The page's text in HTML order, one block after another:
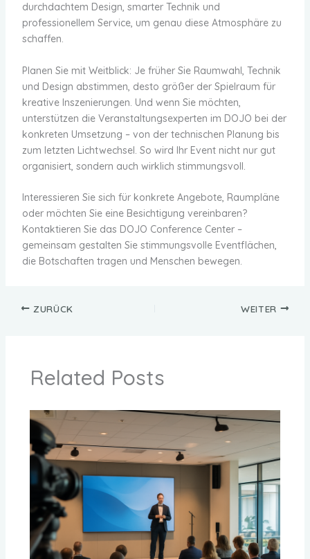
durchdachtem Design, smarter Technik und
professionellem Service, um genau diese Atmosphäre zu
schaffen.
Planen Sie mit Weitblick: Je früher Sie Raumwahl, Technik
und Design abstimmen, desto größer der Spielraum für
kreative Inszenierungen. Und wenn Sie möchten,
unterstützen die Veranstaltungsexperten im DOJO bei der
konkreten Umsetzung – von der technischen Planung bis
zum letzten Lichtwechsel. So wird Ihr Event nicht nur gut
organisiert, sondern auch wirklich stimmungsvoll.
Interessieren Sie sich für konkrete Angebote, Raumpläne
oder möchten Sie eine Besichtigung vereinbaren?
Kontaktieren Sie das DOJO Conference Center –
gemeinsam gestalten Sie stimmungsvolle Eventflächen,
die Botschaften tragen und Menschen bewegen.
ZURÜCK WEITER
Related Posts